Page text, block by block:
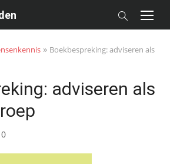
» Boekbespreking: adviseren als
adviseren als
0